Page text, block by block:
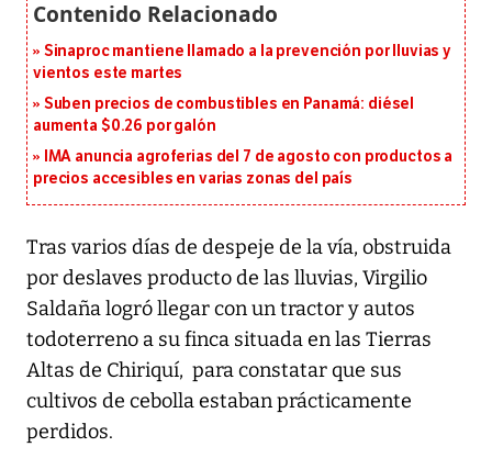
Sinaproc mantiene llamado a la prevención por lluvias y
vientos este martes
Suben precios de combustibles en Panamá: diésel
aumenta $0.26 por galón
IMA anuncia agroferias del 7 de agosto con productos a
precios accesibles en varias zonas del país
Tras varios días de despeje de la vía, obstruida
por deslaves producto de las lluvias, Virgilio
Saldaña logró llegar con un tractor y autos
todoterreno a su finca situada en las Tierras
Altas de Chiriquí, para constatar que sus
cultivos de cebolla estaban prácticamente
perdidos.